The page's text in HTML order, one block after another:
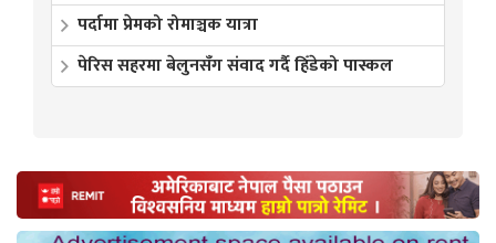
पर्दामा प्रेमको रोमाञ्चक यात्रा
पेरिस सहरमा बेलुनसँग संवाद गर्दै हिँडेको पास्कल